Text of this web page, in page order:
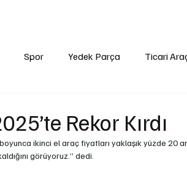
Spor Yedek Parça Ticari
Lojistik Motosiklet
Rekor Kırdı
ikinci el araç fiyatları yaklaşık yüzde 20
görüyoruz.” dedi.